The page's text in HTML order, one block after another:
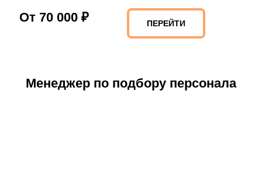
От 70 000 ₽ ПЕРЕЙТИ
Менеджер по подбору персонала